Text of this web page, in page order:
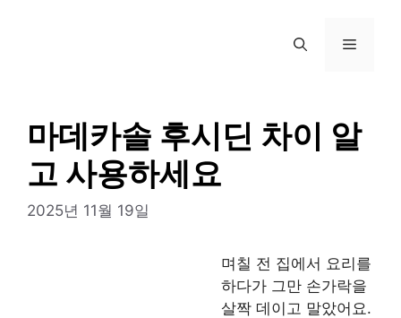
메
마데카솔 후시딘 차이 알
고 사용하세요
2025년 11월 19일
며칠 전 집에서 요리를
하다가 그만 손가락을
살짝 데이고 말았어요.